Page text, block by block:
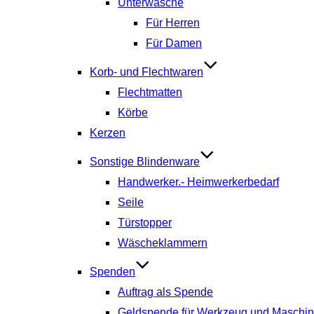
Unterwäsche
Für Herren
Für Damen
Korb- und Flechtwaren
Flechtmatten
Körbe
Kerzen
Sonstige Blindenware
Handwerker.- Heimwerkerbedarf
Seile
Türstopper
Wäscheklammern
Spenden
Auftrag als Spende